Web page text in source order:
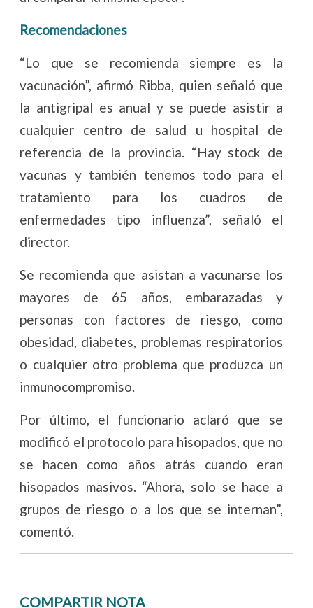
Recomendaciones
“Lo que se recomienda siempre es la
vacunación”, afirmó Ribba, quien señaló que
la antigripal es anual y se puede asistir a
cualquier centro de salud u hospital de
referencia de la provincia. “Hay stock de
vacunas y también tenemos todo para el
tratamiento para los cuadros de
enfermedades tipo influenza”, señaló el
director.
Se recomienda que asistan a vacunarse los
mayores de 65 años, embarazadas y
personas con factores de riesgo, como
obesidad, diabetes, problemas respiratorios
o cualquier otro problema que produzca un
inmunocompromiso.
Por último, el funcionario aclaró que se
modificó el protocolo para hisopados, que no
se hacen como años atrás cuando eran
hisopados masivos. “Ahora, solo se hace a
grupos de riesgo o a los que se internan”,
comentó.
COMPARTIR NOTA